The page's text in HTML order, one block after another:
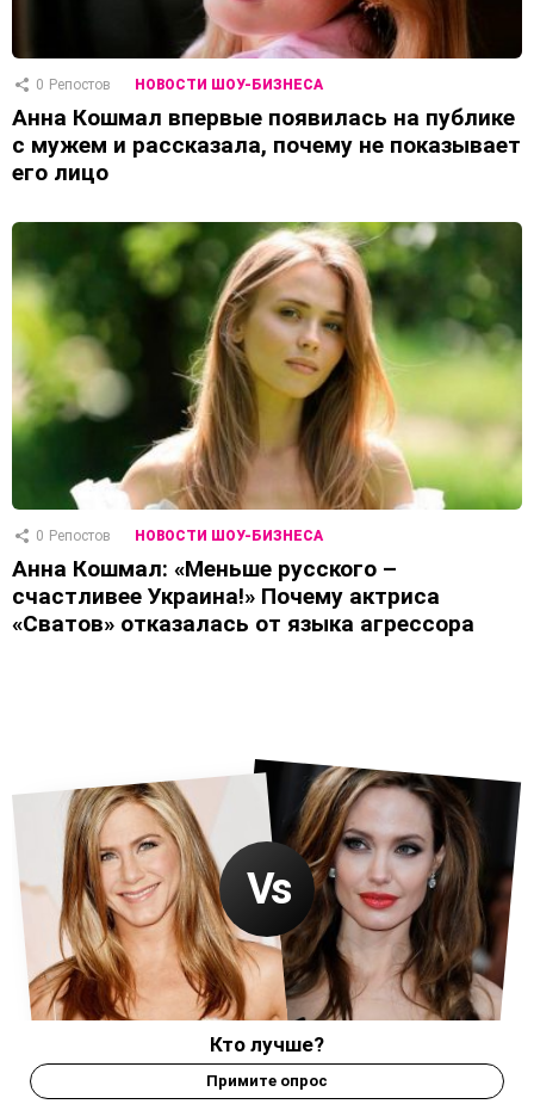
0 Репостов НОВОСТИ ШОУ-БИЗНЕСА
Анна Кошмал впервые появилась на публике
с мужем и рассказала, почему не показывает
его лицо
0 Репостов НОВОСТИ ШОУ-БИЗНЕСА
Анна Кошмал: «Меньше русского –
счастливее Украина!» Почему актриса
«Сватов» отказалась от языка агрессора
Кто лучше?
Примите опрос